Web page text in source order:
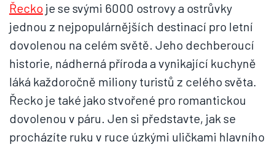
Řecko je se svými 6000 ostrovy a ostrůvky
jednou z nejpopulárnějších destinací pro letní
dovolenou na celém světě. Jeho dechberoucí
historie, nádherná příroda a vynikající kuchyně
láká každoročně miliony turistů z celého světa.
Řecko je také jako stvořené pro romantickou
dovolenou v páru. Jen si představte, jak se
procházíte ruku v ruce úzkými uličkami hlavního